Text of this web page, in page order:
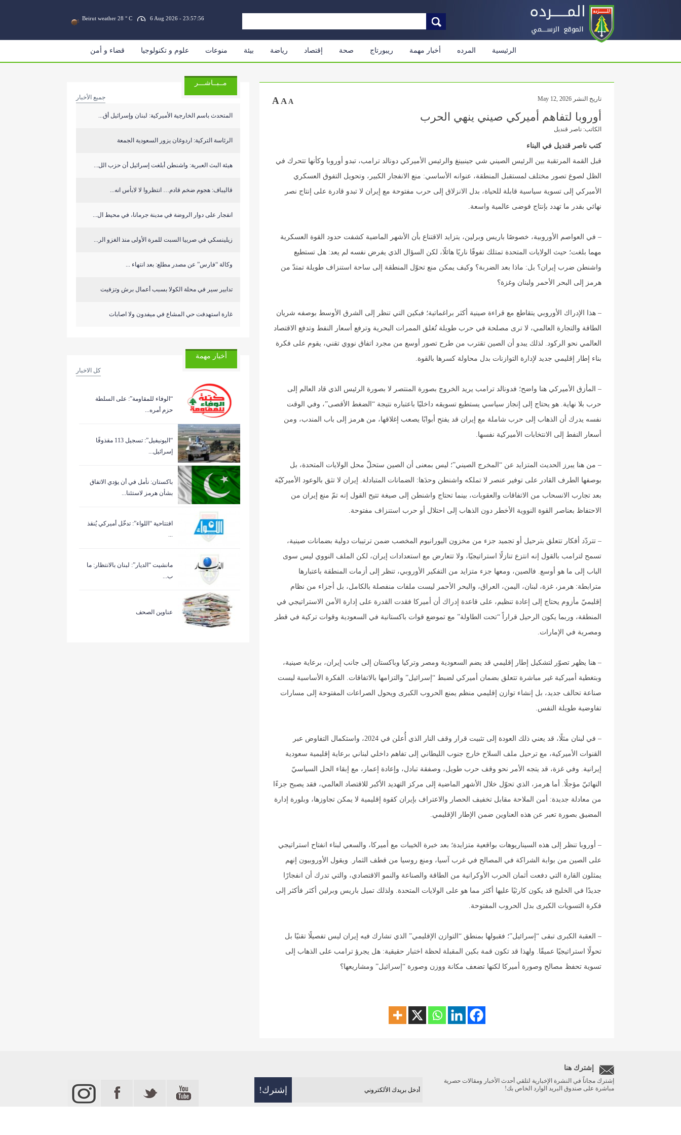
Beirut weather 28 ° C 6 Aug 2026 - 23:57:56
الرئيسية المرده أخبار مهمة ريبورتاج صحة إقتصاد رياضة بيئة منوعات علوم و تكنولوجيا قضاء و أمن
تاريخ النشر May 12, 2026 A A A
أوروبا لتفاهم أميركي صيني ينهي الحرب
الكاتب: ناصر قنديل
كتب ناصر قنديل في البناء
قبل القمة المرتقبة بين الرئيس الصيني شي جينبينغ والرئيس الأميركي دونالد ترامب، تبدو أوروبا وكأنها تتحرك في
الظل لصوغ تصور مختلف لمستقبل المنطقة، عنوانه الأساسي: منع الانفجار الكبير، وتحويل التفوق العسكري
الأميركي إلى تسوية سياسية قابلة للحياة، بدل الانزلاق إلى حرب مفتوحة مع إيران لا تبدو قادرة على إنتاج نصر
نهائي بقدر ما تهدد بإنتاج فوضى عالمية واسعة.
– في العواصم الأوروبية، خصوصًا باريس وبرلين، يتزايد الاقتناع بأن الأشهر الماضية كشفت حدود القوة العسكرية
مهما بلغت؛ حيث الولايات المتحدة تمتلك تفوقًا ناريًا هائلًا، لكن السؤال الذي يفرض نفسه لم يعد: هل تستطيع
واشنطن ضرب إيران؟ بل: ماذا بعد الضربة؟ وكيف يمكن منع تحوّل المنطقة إلى ساحة استنزاف طويلة تمتدّ من
هرمز إلى البحر الأحمر ولبنان وغزة؟
– هذا الإدراك الأوروبي يتقاطع مع قراءة صينية أكثر براغماتية؛ فبكين التي تنظر إلى الشرق الأوسط بوصفه شريان
الطاقة والتجارة العالمي، لا ترى مصلحة في حرب طويلة تُغلق الممرات البحرية وترفع أسعار النفط وتدفع الاقتصاد
العالمي نحو الركود. لذلك يبدو أن الصين تقترب من طرح تصور أوسع من مجرد اتفاق نووي تقني، يقوم على فكرة
بناء إطار إقليمي جديد لإدارة التوازنات بدل محاولة كسرها بالقوة.
– المأزق الأميركي هنا واضح؛ فدونالد ترامب يريد الخروج بصورة المنتصر لا بصورة الرئيس الذي قاد العالم إلى
حرب بلا نهاية. هو يحتاج إلى إنجاز سياسي يستطيع تسويقه داخليًا باعتباره نتيجة “الضغط الأقصى”، وفي الوقت
نفسه يدرك أن الذهاب إلى حرب شاملة مع إيران قد يفتح أبوابًا يصعب إغلاقها، من هرمز إلى باب المندب، ومن
أسعار النفط إلى الانتخابات الأميركية نفسها.
– من هنا يبرز الحديث المتزايد عن “المخرج الصيني”؛ ليس بمعنى أن الصين ستحلّ محل الولايات المتحدة، بل
بوصفها الطرف القادر على توفير عنصر لا تملكه واشنطن وحدَها: الضمانات المتبادلة. إيران لا تثق بالوعود الأميركيّة
بعد تجارب الانسحاب من الاتفاقات والعقوبات، بينما تحتاج واشنطن إلى صيغة تتيح القول إنه تمّ منع إيران من
الاحتفاظ بعناصر القوة النووية الأخطر دون الذهاب إلى احتلال أو حرب استنزاف مفتوحة.
– تتردّد أفكار تتعلق بترحيل أو تجميد جزء من مخزون اليورانيوم المخصب ضمن ترتيبات دولية بضمانات صينية،
تسمح لترامب بالقول إنه انتزع تنازلًا استراتيجيًا، ولا تتعارض مع استعدادات إيران، لكن الملف النووي ليس سوى
الباب إلى ما هو أوسع. فالصين، ومعها جزء متزايد من التفكير الأوروبي، تنظر إلى أزمات المنطقة باعتبارها
مترابطة: هرمز، غزة، لبنان، اليمن، العراق، والبحر الأحمر ليست ملفات منفصلة بالكامل، بل أجزاء من نظام
إقليميّ مأزوم يحتاج إلى إعادة تنظيم، على قاعدة إدراك أن أميركا فقدت القدرة على إدارة الأمن الاستراتيجي في
المنطقة، وربما يكون الرحيل قراراً “تحت الطاولة” مع تموضع قوات باكستانية في السعودية وقوات تركية في قطر
ومصرية في الإمارات.
– هنا يظهر تصوّر لتشكيل إطار إقليمي قد يضم السعودية ومصر وتركيا وباكستان إلى جانب إيران، برعاية صينية،
وبتغطية أميركية غير مباشرة تتعلق بضمان أميركي لضبط “إسرائيل” والتزامها بالاتفاقات. الفكرة الأساسية ليست
صناعة تحالف جديد، بل إنشاء توازن إقليمي منظم يمنع الحروب الكبرى ويحول الصراعات المفتوحة إلى مسارات
تفاوضية طويلة النفس.
– في لبنان مثلًا، قد يعني ذلك العودة إلى تثبيت قرار وقف النار الذي أُعلن في 2024، واستكمال التفاوض عبر
القنوات الأميركية، مع ترحيل ملف السلاح خارج جنوب الليطاني إلى تفاهم داخلي لبناني برعاية إقليمية سعودية
إيرانية. وفي غزة، قد يتجه الأمر نحو وقف حرب طويل، وصفقة تبادل، وإعادة إعمار، مع إبقاء الحل السياسيّ
النهائيّ مؤجلًا. أما هرمز، الذي تحوّل خلال الأشهر الماضية إلى مركز التهديد الأكبر للاقتصاد العالمي، فقد يصبح جزءًا
من معادلة جديدة: أمن الملاحة مقابل تخفيف الحصار والاعتراف بإيران كقوة إقليمية لا يمكن تجاوزها، وبلورة إدارة
المضيق بصورة تعبر عن هذه العناوين ضمن الإطار الإقليمي.
– أوروبا تنظر إلى هذه السيناريوهات بواقعية متزايدة؛ بعد خبرة الخيبات مع أميركا، والسعي لبناء انفتاح استراتيجي
على الصين من بوابة الشراكة في المصالح في غرب آسيا، ومنع روسيا من قطف الثمار. ويقول الأوروبيون إنهم
يمثلون القارة التي دفعت أثمان الحرب الأوكرانية من الطاقة والصناعة والنمو الاقتصادي، والتي تدرك أن انفجارًا
جديدًا في الخليج قد يكون كارثيًا عليها أكثر مما هو على الولايات المتحدة. ولذلك تميل باريس وبرلين أكثر فأكثر إلى
فكرة التسويات الكبرى بدل الحروب المفتوحة.
– العقبة الكبرى تبقى “إسرائيل”؛ فقبولها بمنطق “التوازن الإقليمي” الذي تشارك فيه إيران ليس تفصيلًا تقنيًا بل
تحولًا استراتيجيًا عميقًا. ولهذا قد تكون قمة بكين المقبلة لحظة اختبار حقيقية: هل يجرؤ ترامب على الذهاب إلى
تسوية تحفظ مصالح وصورة أميركا لكنها تضعف مكانة ووزن وصورة “إسرائيل” ومشاريعها؟
مــبــاشـــر
جميع الأخبار
المتحدث باسم الخارجية الأميركية: لبنان وإسرائيل أق...
الرئاسة التركية: اردوغان يزور السعودية الجمعة
هيئة البث العبرية: واشنطن أبلغت إسرائيل أن حزب الل...
قاليباف: هجوم ضخم قادم… انتظروا لا لابأس انه...
انفجار على دوار الروضة في مدينة جرمانا، في محيط ال...
زيلينسكي في صربيا السبت للمرة الأولى منذ الغزو الر...
وكالة “فارس” عن مصدر مطلع: بعد انتهاء ...
تدابير سير في محلة الكولا بسبب أعمال برش وتزفيت
غارة استهدفت حي المشاع في ميفدون ولا اصابات
أخبار مهمة
كل الاخبار
“الوفاء للمقاومة”: على السلطة
حزم أمره...
“اليونيفيل”: تسجيل 113 مقذوفًا
إسرائيل...
باكستان: نأمل في أن يؤدي الاتفاق
بشأن هرمز لاستئنا...
افتتاحية “اللواء”: تدخّل أميركي يُنقذ
...
مانشيت “الديار”: لبنان بالانتظار: ما
ب...
عناوين الصحف
إشترك هنا
إشترك مجاناً في النشرة الإخبارية لتلقي أحدث الأخبار ومقالات حصرية
مباشرة على صندوق البريد الوارد الخاص بك!